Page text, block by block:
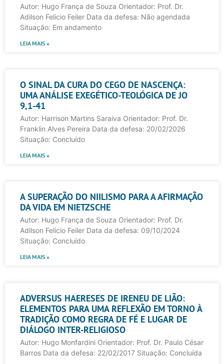
Autor: Hugo França de Souza Orientador: Prof. Dr.
Adilson Felicio Feiler Data da defesa: Não agendada
Situação: Em andamento
LEIA MAIS »
O SINAL DA CURA DO CEGO DE NASCENÇA:
UMA ANÁLISE EXEGÉTICO-TEOLÓGICA DE JO
9,1-41
Autor: Harrison Martins Saraiva Orientador: Prof. Dr.
Franklin Alves Pereira Data da defesa: 20/02/2026
Situação: Concluído
LEIA MAIS »
A SUPERAÇÃO DO NIILISMO PARA A AFIRMAÇÃO
DA VIDA EM NIETZSCHE
Autor: Hugo França de Souza Orientador: Prof. Dr.
Adilson Felicio Feiler Data da defesa: 09/10/2024
Situação: Concluído
LEIA MAIS »
ADVERSUS HAERESES DE IRENEU DE LIÃO:
ELEMENTOS PARA UMA REFLEXÃO EM TORNO À
TRADIÇÃO COMO REGRA DE FÉ E LUGAR DE
DIÁLOGO INTER-RELIGIOSO
Autor: Hugo Monfardini Orientador: Prof. Dr. Paulo César
Barros Data da defesa: 22/02/2017 Situação: Concluída